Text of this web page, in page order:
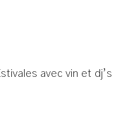
avec vin et dj’s